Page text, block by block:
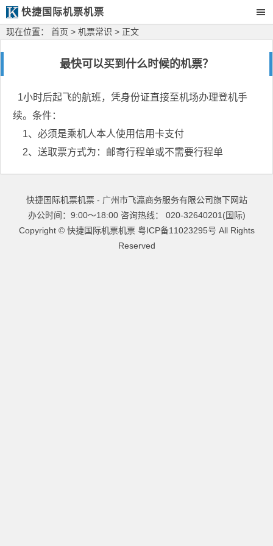
快捷国际机票机票
现在位置： 首页 > 机票常识 > 正文
最快可以买到什么时候的机票？
1小时后起飞的航班，凭身份证直接至机场办理登机手
续。条件：
1、必须是乘机人本人使用信用卡支付
2、送取票方式为：邮寄行程单或不需要行程单
快捷国际机票机票 - 广州市飞瀛商务服务有限公司旗下网站
办公时间：9:00～18:00 咨询热线： 020-32640201(国际)
Copyright © 快捷国际机票机票 粤ICP备11023295号 All Rights
Reserved